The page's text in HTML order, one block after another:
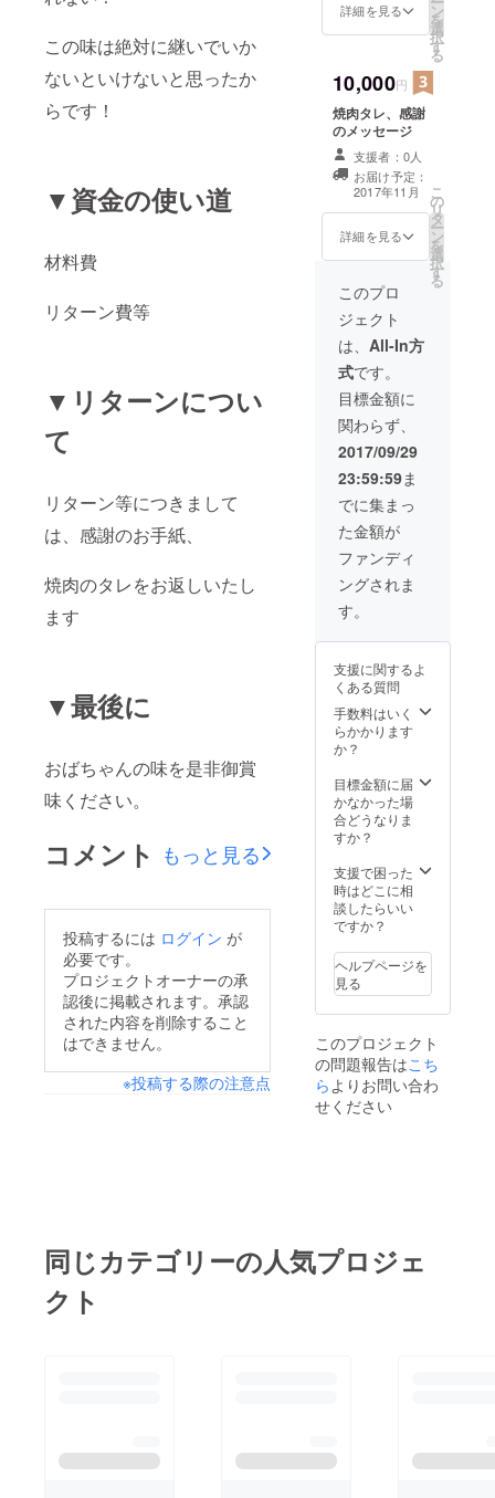
この味は絶対に継いでいか
ないといけないと思ったか
らです！
▼資金の使い道
材料費
リターン費等
▼リターンについ
て
リターン等につきまして
は、感謝のお手紙、
焼肉のタレをお返しいたし
ます
▼最後に
おばちゃんの味を是非御賞
味ください。
コメント もっと見る
投稿するには ログイン が
必要です。
プロジェクトオーナーの承
認後に掲載されます。承認
された内容を削除すること
はできません。
※投稿する際の注意点
詳細を見る ン
を
選
択
す
る
10,000円
焼肉タレ、感謝
のメッセージ
支援者：0人
お届け予定：
2017年11月
詳細を見る
こ
の
リ
タ
ー
ン
を
選
択
す
る
このプロ
ジェクト
は、 All-In方
式です。
目標金額に
関わらず、
2017/09/29
23:59:59ま
でに集まっ
た金額が
ファンディ
ングされま
す。
支援に関するよ
くある質問
手数料はいく
らかかります
か？
目標金額に届
かなかった場
合どうなりま
すか？
支援で困った
時はどこに相
談したらいい
ですか？
ヘルプページを
見る
このプロジェクト
の問題報告はこち
ら よりお問い合わ
せください
同じカテゴリーの人気プロジェ
クト